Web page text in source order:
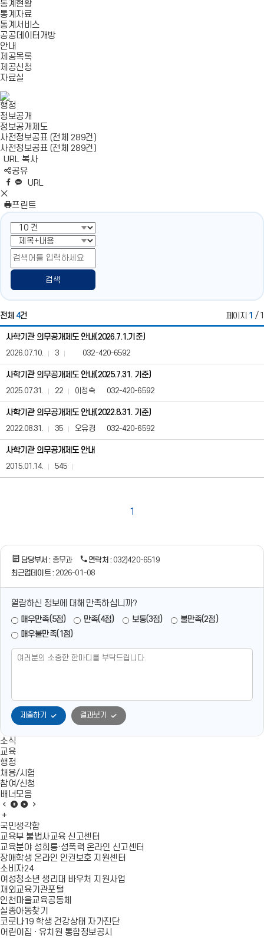
통계현황
통계자료
통계서비스
공공데이터개방
안내
제공목록
제공신청
자료실
행정
정보공개
정보공개제도
사전정보공표 (전체 289건)
사전정보공표 (전체 289건)
URL 복사
공유
N
영
역
펼
치
기
네
이
버
밴
엑
스
공
유
페
스
북
공
유
카
오
톡
공
유
URL
S
N
S
영
역
닫
기
프린트
검색
전체 4건 페이지 1 / 1
사
학
기
관
의
공
제
도
안
내
전
정
판
제
락
처
정
보
를
제
공
합
니
다.
사학기관 의무공개제도 안내(2026.7.1.기준)
2026.07.10. 3 032-420-6592
사학기관 의무공개제도 안내(2025.7.31. 기준)
2025.07.31. 22 이정숙 032-420-6592
사학기관 의무공개제도 안내(2022.8.31. 기준)
2022.08.31. 35 오유경 032-420-6592
사학기관 의무공개제도 안내
2015.01.14. 545
1
담당부서 : 총무과 연락처 : 032)420-6519
최근업데이트 : 2026-01-08
열람하신 정보에 대해 만족하십니까?
매우만족(5점) 만족(4점) 보통(3점)
불만족(2점)
매우불만족(1점)
제출하기 결과보기
소식
교육
행정
채용/시험
참여/신청
배너모음
배
모
음
이
전
슬
라
이
드
배
모
음
정
지
배
모
음
재
생
모
음
다
음
라
이
드
너
모
음
더
보
기
국민생각함
교육부 불법사교육 신고센터
교육분야 성희롱·성폭력 온라인 신고센터
장애학생 온라인 인권보호 지원센터
소비자24
여성청소년 생리대 바우처 지원사업
재외교육기관포털
인천마을교육공동체
실종아동찾기
코로나19 학생 건강상태 자가진단
어린이집 · 유치원 통합정보공시